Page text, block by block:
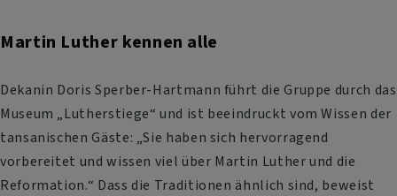
Martin Luther kennen alle
Dekanin Doris Sperber-Hartmann führt die Gruppe durch das
Museum „Lutherstiege“ und ist beeindruckt vom Wissen der
tansanischen Gäste: „Sie haben sich hervorragend
vorbereitet und wissen viel über Martin Luther und die
Reformation.“ Dass die Traditionen ähnlich sind, beweist